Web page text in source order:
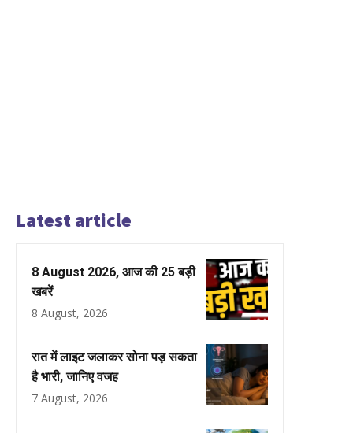
Latest article
8 August 2026, आज की 25 बड़ी
खबरें
8 August, 2026
रात में लाइट जलाकर सोना पड़ सकता
है भारी, जानिए वजह
7 August, 2026